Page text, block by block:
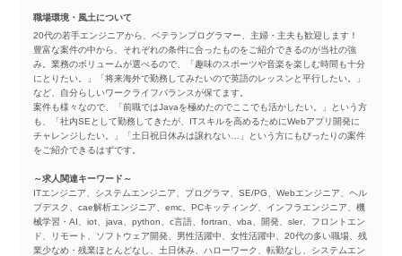
職場環境・風土について
20代の若手エンジニアから、ベテランプログラマー、主婦・主夫も歓迎します！
豊富な案件の中から、それぞれの条件に合ったものをご紹介できるのが当社の強
み。業務のボリュームが選べるので、「趣味のスポーツや音楽を楽しむ時間も十分
にとりたい。」「将来海外で勤務してみたいので英語のレッスンと平行したい。」
など、自分らしいワークライフバランスが保てます。
案件も様々なので、「前職ではJavaを極めたのでここでも活かしたい。」という方
も、「社内SEとして勤務してきたが、ITスキルを高めるためにWebアプリ開発に
チャレンジしたい。」「土日祝日休みは譲れない…」という方にもぴったりの案件
をご紹介できるはずです。
～求人関連キーワード～
ITエンジニア、システムエンジニア、プログラマ、SE/PG、Webエンジニア、ヘル
プデスク、cae解析エンジニア、emc、PCキッティング、インフラエンジニア、機
械学習・AI、iot、java、python、c言語、fortran、vba、開発、sler、フロントエン
ド、リモート、ソフトウェア開発、男性活躍中、女性活躍中、20代の多い職場、残
業少なめ・残業ほとんどなし、土日休み、ハローワーク、転勤なし、システムエン